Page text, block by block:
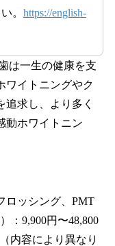
。 https://english-
は一生の健康を支
ワイトニングやク
追求し、より多く
動ホワイトニン
ロッシング、PMT
：9,900円〜48,800
内容により異なり